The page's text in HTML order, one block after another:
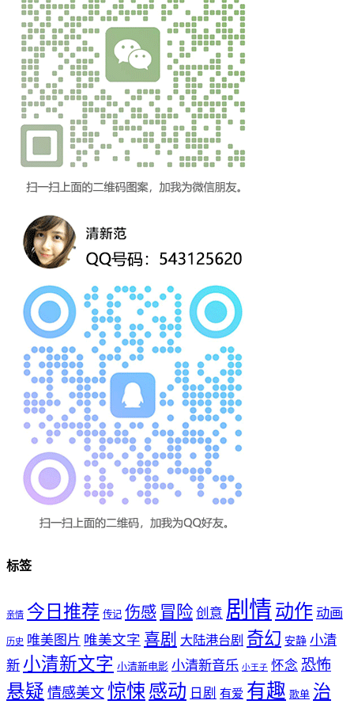
标签
亲情 今日推荐 传记 伤感 冒险 创意 剧情 动作 动画
历史 唯美图片 唯美文字 喜剧 大陆港台剧 奇幻 安静 小清
新 小清新文字 小清新电影 小清新音乐 小王子 怀念 恐怖
悬疑 情感美文 惊悚 感动 日剧 有爱 有趣 歌单 治